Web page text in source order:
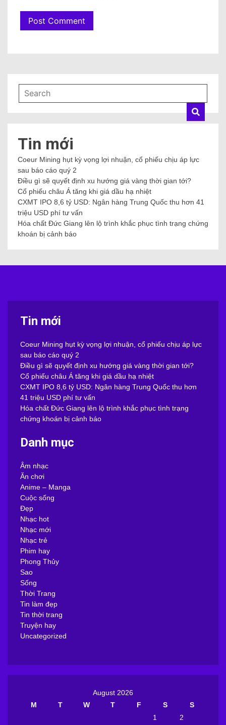
Tin mới
Coeur Mining hụt kỳ vọng lợi nhuận, cổ phiếu chịu áp lực
sau báo cáo quý 2
Điều gì sẽ quyết định xu hướng giá vàng thời gian tới?
Cổ phiếu châu Á tăng khi giá dầu hạ nhiệt
CXMT IPO 8,6 tỷ USD: Ngân hàng Trung Quốc thu hơn 41
triệu USD phí tư vấn
Hóa chất Đức Giang lên lộ trình khắc phục tình trạng chứng
khoán bị cảnh báo
Tin mới
Coeur Mining hụt kỳ vọng lợi nhuận, cổ phiếu chịu áp lực
sau báo cáo quý 2
Điều gì sẽ quyết định xu hướng giá vàng thời gian tới?
Cổ phiếu châu Á tăng khi giá dầu hạ nhiệt
CXMT IPO 8,6 tỷ USD: Ngân hàng Trung Quốc thu hơn
41 triệu USD phí tư vấn
Hóa chất Đức Giang lên lộ trình khắc phục tình trạng
chứng khoán bị cảnh báo
Danh mục
Âm nhạc
Ăn chơi
Anime – Manga
Cuộc sống
Đẹp
Nhạc hot
Nhạc mới
Nhạc trẻ
Phim hay
Phong Thủy
Sao
Sống
Thời Trang
Tin làm đẹp
Tin thời trang
Truyện hay
Uncategorized
August 2026
M
T W T F S
S
1
2